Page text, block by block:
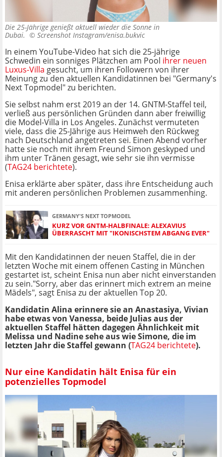
Die 25-Jährige genießt aktuell wieder die Sonne in
Dubai. © Screenshot Instagram/enisa.bukvic
In einem YouTube-Video hat sich die 25-jährige
Schwedin ein sonniges Plätzchen am Pool ihrer neuen
Luxus-Villa gesucht, um ihren Followern von ihrer
Meinung zu den aktuellen Kandidatinnen bei "Germany's
Next Topmodel" zu berichten.
Sie selbst nahm erst 2019 an der 14. GNTM-Staffel teil,
verließ aus persönlichen Gründen dann aber freiwillig
die Model-Villa in Los Angeles. Zunächst vermuteten
viele, dass die 25-Jährige aus Heimweh den Rückweg
nach Deutschland angetreten sei. Einen Abend vorher
hatte sie noch mit ihrem Freund Simon geskyped und
ihm unter Tränen gesagt, wie sehr sie ihn vermisse
(TAG24 berichtete).
Enisa erklärte aber später, dass ihre Entscheidung auch
mit anderen persönlichen Problemen zusammenhing.
GERMANY'S NEXT TOPMODEL
KURZ VOR GNTM-HALBFINALE: ALEXAVIUS
ÜBERRASCHT MIT "IKONISCHSTEM ABGANG EVER"
Mit den Kandidatinnen der neuen Staffel, die in der
letzten Woche mit einem offenen Casting in München
gestartet ist, scheint Enisa nun aber nicht einverstanden
zu sein."Sorry, aber das erinnert mich extrem an meine
Mädels", sagt Enisa zu der aktuellen Top 20.
Kandidatin Alina erinnere sie an Anastasiya, Vivian
habe etwas von Vanessa, beide Julias aus der
aktuellen Staffel hätten dagegen Ähnlichkeit mit
Melissa und Nadine sehe aus wie Simone, die im
letzten Jahr die Staffel gewann (TAG24 berichtete).
Nur eine Kandidatin hält Enisa für ein
potenzielles Topmodel